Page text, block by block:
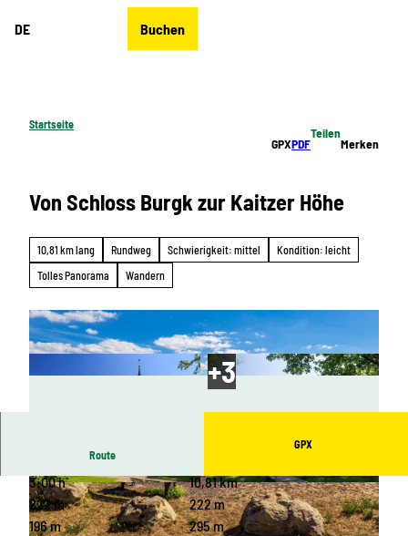
DE Buchen
Startseite
GPXPDF
Teilen
Merken
Von Schloss Burgk zur Kaitzer Höhe
10,81 km lang Rundweg Schwierigkeit: mittel
Kondition: leicht
Tolles Panorama
Wandern
© Tilo Harder, Stadt Freital |CC-BY-SA © Tilo Harder, Stadt Freital |CC-BY-SA
Route
GPX
3:00 h
10,81 km
222 m
222 m
196 m
295 m